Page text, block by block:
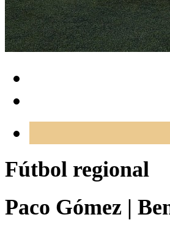
Fútbol regional
Paco Gómez |